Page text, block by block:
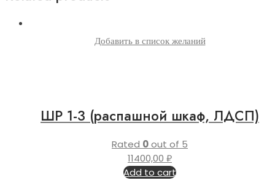
Добавить в список желаний
ШР 1-3 (распашной шкаф, ЛДСП)
Rated 0out of 5
11400,00 ₽
Add to cart